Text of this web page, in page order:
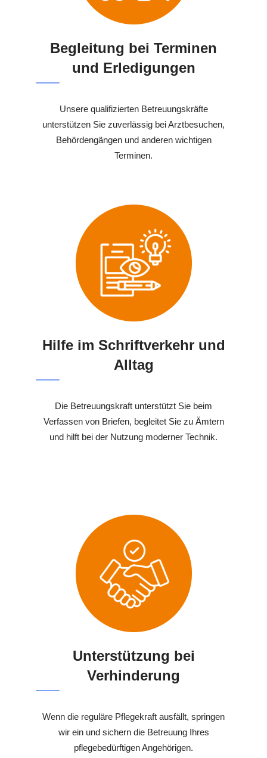
Begleitung bei Terminen
und Erledigungen
Unsere qualifizierten Betreuungskräfte
unterstützen Sie zuverlässig bei Arztbesuchen,
Behördengängen und anderen wichtigen
Terminen.
Hilfe im Schriftverkehr und
Alltag
Die Betreuungskraft unterstützt Sie beim
Verfassen von Briefen, begleitet Sie zu Ämtern
und hilft bei der Nutzung moderner Technik.
Unterstützung bei
Verhinderung
Wenn die reguläre Pflegekraft ausfällt, springen
wir ein und sichern die Betreuung Ihres
pflegebedürftigen Angehörigen.